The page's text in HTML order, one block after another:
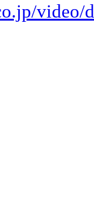
video/